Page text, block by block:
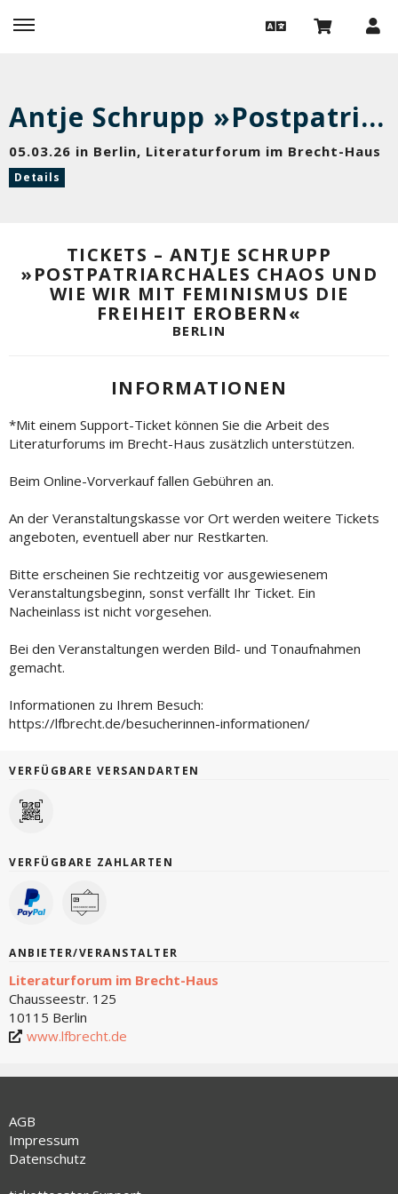
Antje Schrupp »Postpatriarchales Chaos und wie wir mit Feminismus die Freiheit erobern«
05.03.26 in Berlin, Literaturforum im Brecht-Haus
Details
TICKETS – ANTJE SCHRUPP
»POSTPATRIARCHALES CHAOS UND
WIE WIR MIT FEMINISMUS DIE
FREIHEIT EROBERN«
BERLIN
INFORMATIONEN
*Mit einem Support-Ticket können Sie die Arbeit des
Literaturforums im Brecht-Haus zusätzlich unterstützen.
Beim Online-Vorverkauf fallen Gebühren an.
An der Veranstaltungskasse vor Ort werden weitere Tickets
angeboten, eventuell aber nur Restkarten.
Bitte erscheinen Sie rechtzeitig vor ausgewiesenem
Veranstaltungsbeginn, sonst verfällt Ihr Ticket. Ein
Nacheinlass ist nicht vorgesehen.
Bei den Veranstaltungen werden Bild- und Tonaufnahmen
gemacht.
Informationen zu Ihrem Besuch:
https://lfbrecht.de/besucherinnen-informationen/
VERFÜGBARE VERSANDARTEN
VERFÜGBARE ZAHLARTEN
ANBIETER/VERANSTALTER
Literaturforum im Brecht-Haus
Chausseestr. 125
10115 Berlin
www.lfbrecht.de
AGB
Impressum
Datenschutz